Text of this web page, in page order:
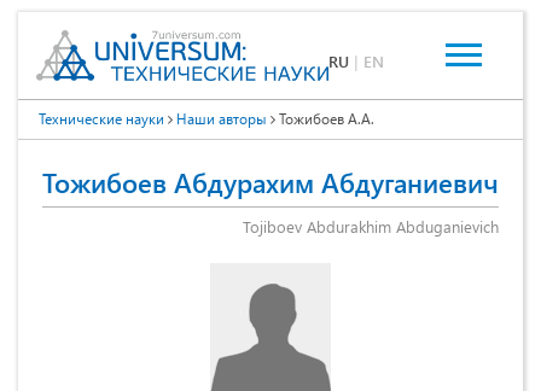
RU | EN
Технические науки Наши авторы Тожибоев А.А.
Тожибоев Абдурахим Абдуганиевич
Tojiboev Abdurakhim Abduganievich